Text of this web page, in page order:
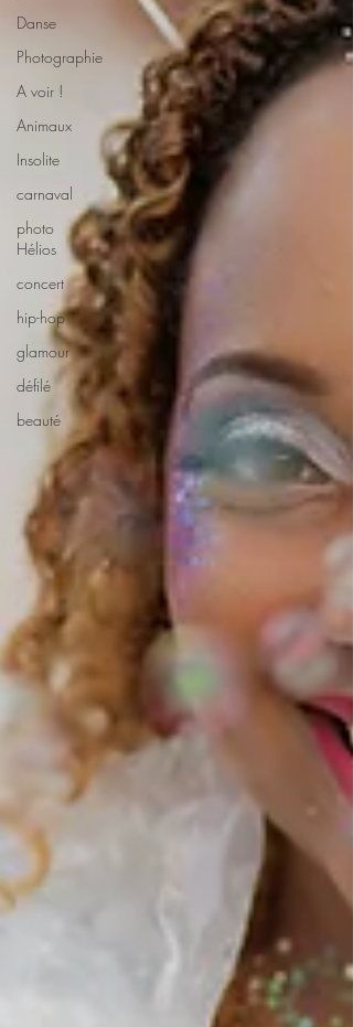
Danse
Photographie
A voir !
Animaux
Insolite
carnaval
photo
Hélios
concert
hip-hop
glamour
défilé
beauté